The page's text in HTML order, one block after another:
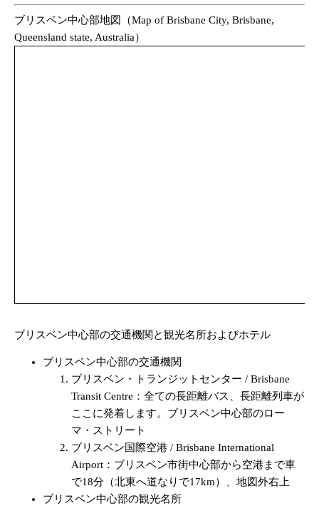
ブリスベン中心部地図（Map of Brisbane City, Brisbane,
Queensland state, Australia）
ブリスベン中心部の交通機関と観光名所およびホテル
ブリスベン中心部の交通機関
ブリスベン・トランジットセンター / Brisbane
Transit Centre：全ての長距離バス、長距離列車が
ここに発着します。ブリスベン中心部のロー
マ・ストリート
ブリスベン国際空港 / Brisbane International
Airport：ブリスベン市街中心部から空港まで車
で18分（北東へ道なりで17km）、地図外右上
ブリスベン中心部の観光名所